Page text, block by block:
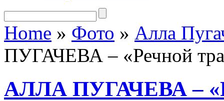
Home » Фото » Алла
ПУГАЧЕВА – «Речной
АЛЛА ПУГАЧЕВА –